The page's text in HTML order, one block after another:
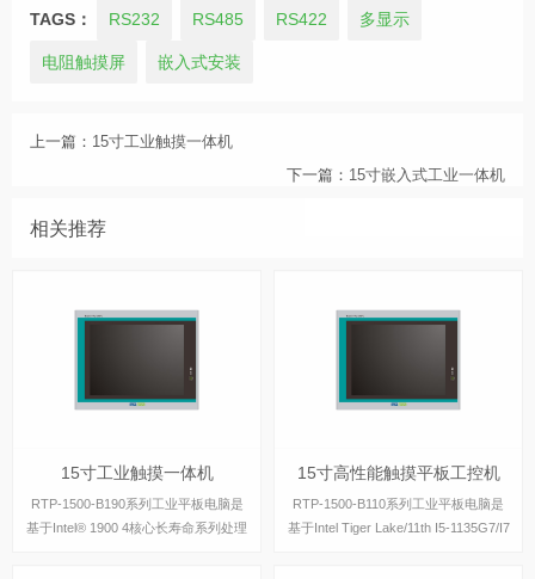
TAGS： RS232 RS485 RS422 多显示
电阻触摸屏 嵌入式安装
上一篇： 15寸工业触摸一体机
下一篇： 15寸嵌入式工业一体机
相关推荐
15寸工业触摸一体机
RTP-1500-B190系列工业平板电脑是
基于Intel® 1900 4核心长寿命系列处理
15寸高性能触摸平板工控机
RTP-1500-B110系列工业平板电脑是
基于Intel Tiger Lake/11th I5-1135G7/I7